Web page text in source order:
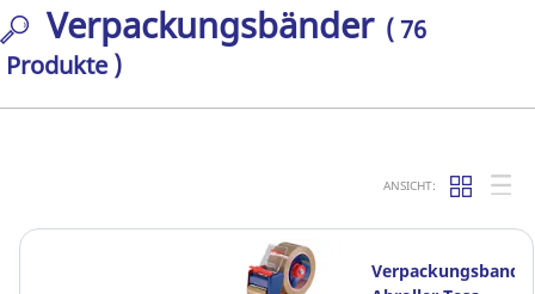
Verpackungsbänder ( 76
Produkte )
ANSICHT:
Verpackungsband